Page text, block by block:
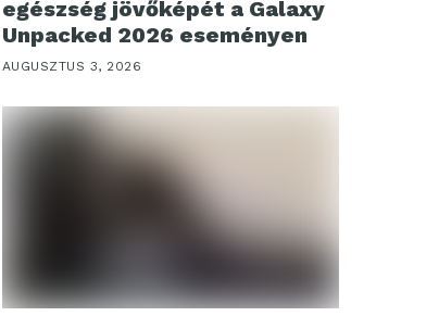
egészség jövőképét a Galaxy
Unpacked 2026 eseményen
AUGUSZTUS 3, 2026